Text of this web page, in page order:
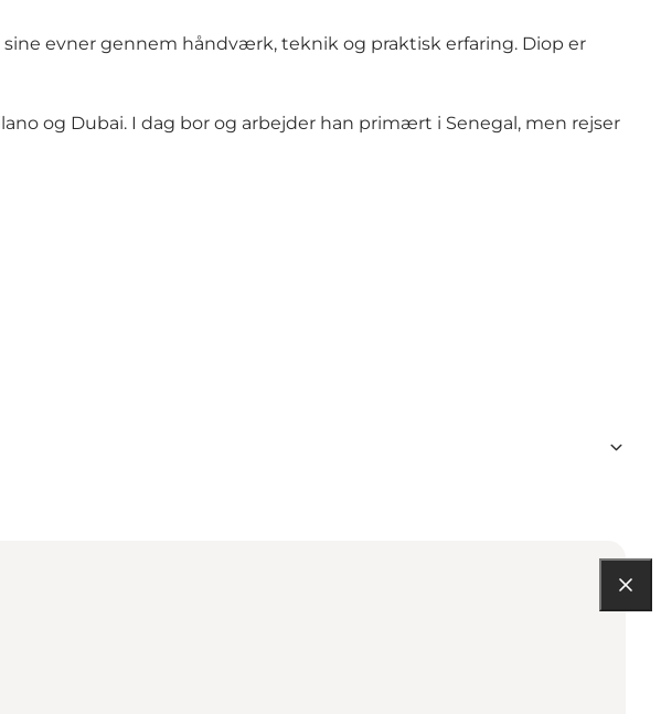
evner gennem håndværk, teknik og praktisk erfaring. Diop er
og Dubai. I dag bor og arbejder han primært i Senegal, men rejser